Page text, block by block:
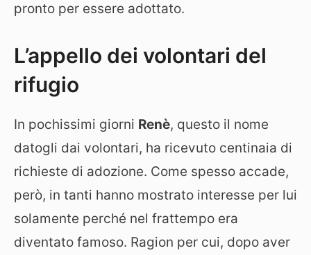
pronto per essere adottato.
L’appello dei volontari del
rifugio
In pochissimi giorni Renè, questo il nome
datogli dai volontari, ha ricevuto centinaia di
richieste di adozione. Come spesso accade,
però, in tanti hanno mostrato interesse per lui
solamente perché nel frattempo era
diventato famoso. Ragion per cui, dopo aver